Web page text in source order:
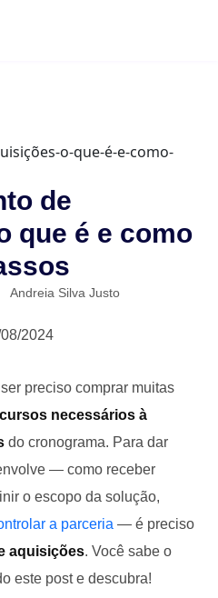
de
que é e como
Andreia Silva Justo
2024
preciso comprar muitas
necessários à
do cronograma. Para dar
— como receber
o escopo da solução,
a parceria — é preciso
aquisições. Você sabe o
este post e descubra!